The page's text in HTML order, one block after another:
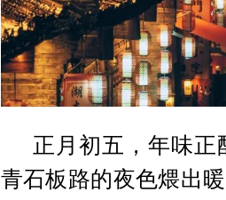
正月初五，年味
青石板路的夜色煨出